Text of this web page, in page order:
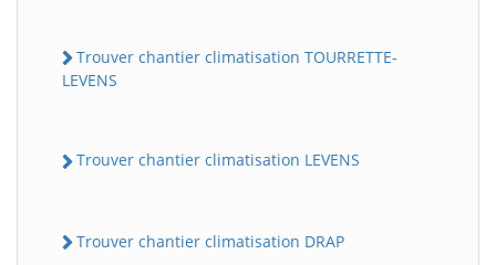
Trouver chantier climatisation TOURRETTE-
LEVENS
Trouver chantier climatisation LEVENS
Trouver chantier climatisation DRAP